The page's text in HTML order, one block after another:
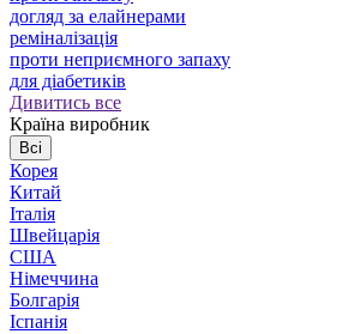
догляд за елайнерами
реміналізація
проти неприємного запаху
для діабетиків
Дивитись все
Країна виробник
Всі
Корея
Китай
Італія
Швейцарія
США
Німеччина
Болгарія
Іспанія